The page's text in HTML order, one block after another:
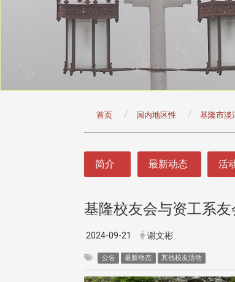
首页 国内地区性 基隆市淡
简介 最新动态 活
基隆校友会与资工系
2024-09-21 谢文彬
公告 最新动态 其他校友活动